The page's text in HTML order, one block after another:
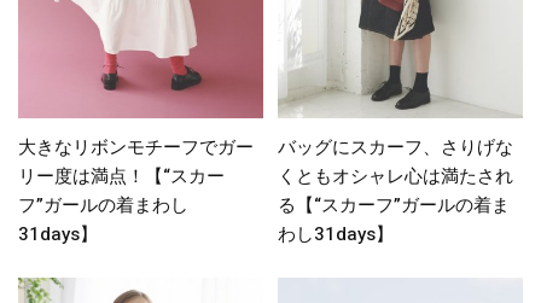
大きなリボンモチーフでガー
リー度は満点！【“スカー
フ”ガールの着まわし
31days】
バッグにスカーフ、さりげな
くともオシャレ心は満たされ
る【“スカーフ”ガールの着ま
わし31days】